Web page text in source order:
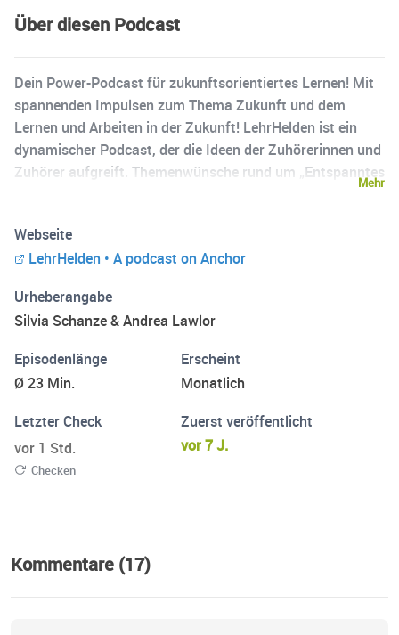
Über diesen Podcast
Dein Power-Podcast für zukunftsorientiertes Lernen! Mit
spannenden Impulsen zum Thema Zukunft und dem
Lernen und Arbeiten in der Zukunft! LehrHelden ist ein
dynamischer Podcast, der die Ideen der Zuhörerinnen und
Zuhörer aufgreift. Themenwünsche rund um „Entspanntes
https://www.speakpipe.com/lehrhelden
Mehr
Webseite
LehrHelden • A podcast on Anchor
Urheberangabe
Silvia Schanze & Andrea Lawlor
Episodenlänge
Ø 23 Min.
Erscheint
Monatlich
Letzter Check
vor 1 Std.
Checken
Zuerst veröffentlicht
vor 7 J.
Kommentare (17)